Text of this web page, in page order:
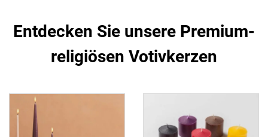
Entdecken Sie unsere Premium-
religiösen Votivkerzen